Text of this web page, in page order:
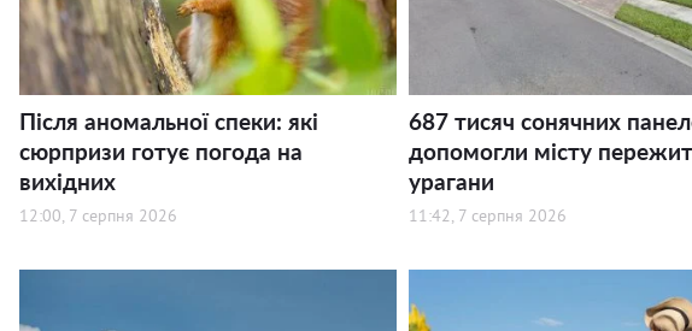
Після аномальної спеки: які
сюрпризи готує погода на
вихідних
12:00, 7 серпня 2026
687 тисяч сонячних
допомогли місту
урагани
11:42, 7 серпня 2026